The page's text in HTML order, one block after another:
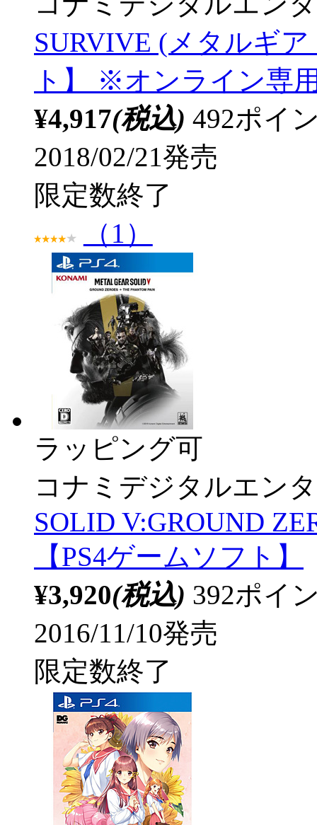
SURVIVE (メタルギ
ト】 ※オンライン専
¥4,917(税込) 492ポイ
2018/02/21発売
限定数終了
（1）
ラッピング可
コナミデジタルエン
SOLID V:GROUND
【PS4ゲームソフト】
¥3,920(税込) 392ポイ
2016/11/10発売
限定数終了